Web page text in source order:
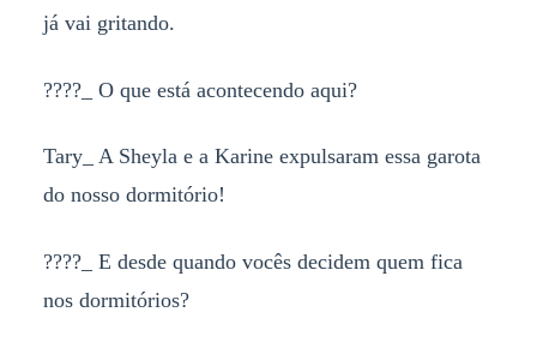
já vai gritando.
????_ O que está acontecendo aqui?
Tary_ A Sheyla e a Karine expulsaram essa garota
do nosso dormitório!
????_ E desde quando vocês decidem quem fica
nos dormitórios?